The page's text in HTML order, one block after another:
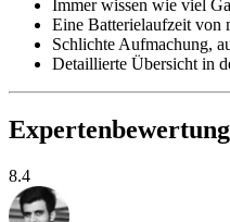
Immer wissen wie viel
Eine Batterielaufzeit von
Schlichte Aufmachung,
Detaillierte Übersicht in
Expertenbewertung
8.4